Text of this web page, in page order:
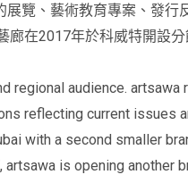
覽、藝術教育專案、發行
在2017年於科威特開設分
regional audience.
reflecting current issues
with a second smaller
is opening another